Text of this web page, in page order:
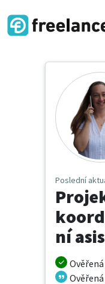
Poslední
ní